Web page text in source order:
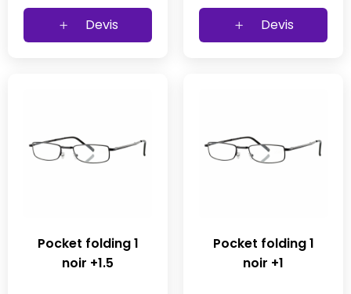
Devis Devis
Pocket folding 1
noir +1.5
Pocket folding 1
noir +1